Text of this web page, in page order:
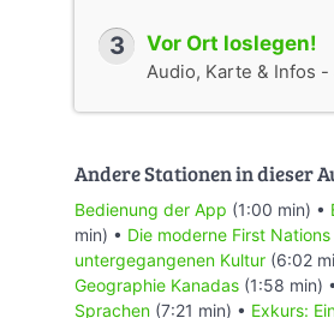
3 Vor Ort loslegen!
Audio, Karte & Infos
Andere Stationen in dieser
Bedienung der App (1:00 min) •
min) • Die moderne First
untergegangenen Kultur (6:02
Geographie Kanadas (1:58 min) •
Sprachen (7:21 min) • Exkurs: